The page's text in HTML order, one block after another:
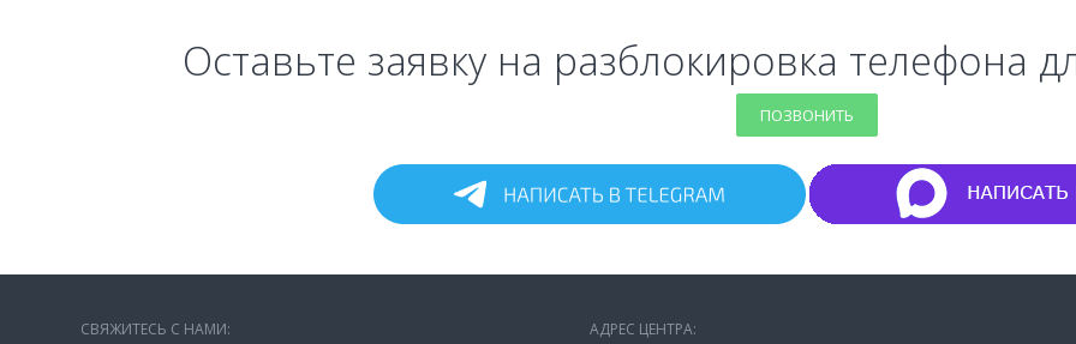
Оставьте заявку на разблокировка телефона
ПОЗВОНИТЬ
СВЯЖИТЕСЬ С НАМИ: АДРЕС ЦЕНТРА: